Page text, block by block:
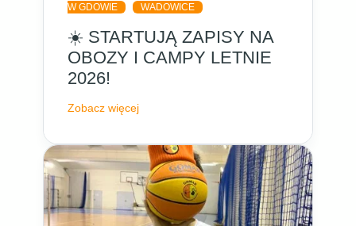
W GDOWIE WADOWICE
☀️ STARTUJĄ ZAPISY NA
OBOZY I CAMPY LETNIE
2026!
Zobacz więcej